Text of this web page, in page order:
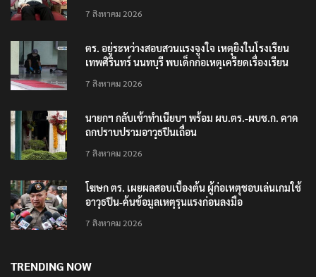
7 สิงหาคม 2026
ตร. อยู่ระหว่างสอบสวนแรงจูงใจ เหตุยิงในโรงเรียน
เทพศิรินทร์ นนทบุรี พบเด็กก่อเหตุเครียดเรื่องเรียน
7 สิงหาคม 2026
นายกฯ กลับเข้าทำเนียบฯ พร้อม ผบ.ตร.-ผบช.ก. คาด
ถกปราบปรามอาวุธปืนเถื่อน
7 สิงหาคม 2026
โฆษก ตร. เผยผลสอบเบื้องต้น ผู้ก่อเหตุชอบเล่นเกมใช้
อาวุธปืน-ค้นข้อมูลเหตุรุนแรงก่อนลงมือ
7 สิงหาคม 2026
TRENDING NOW